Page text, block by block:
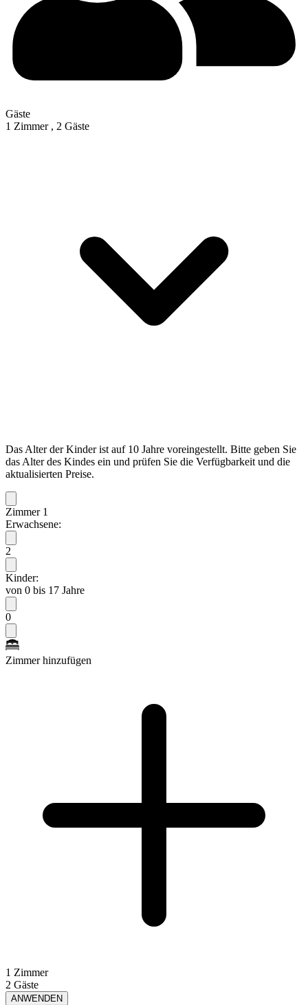
Gäste
1 Zimmer , 2 Gäste
Das Alter der Kinder ist auf 10 Jahre voreingestellt. Bitte geben Sie
das Alter des Kindes ein und prüfen Sie die Verfügbarkeit und die
aktualisierten Preise.
Zimmer 1
Erwachsene:
2
Kinder:
von 0 bis 17 Jahre
0
Zimmer hinzufügen
1 Zimmer
2 Gäste
ANWENDEN